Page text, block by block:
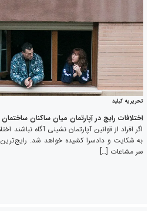
تحریریه کیلید
اختلافات رایج در آپارتمان میان ساکنان ساختمان
اگر افراد از قوانین آپارتمان نشینی آگاه نباشند
به شکایت و دادسرا کشیده خواهد شد. رایج‌ترین
سر مشاعات […]